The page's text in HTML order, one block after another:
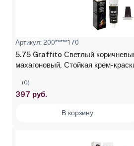
Артикул: 200*****170
5.75 Graffito Светлый
махагоновый, Стойкая крем-
(0)
397 руб.
В корзину